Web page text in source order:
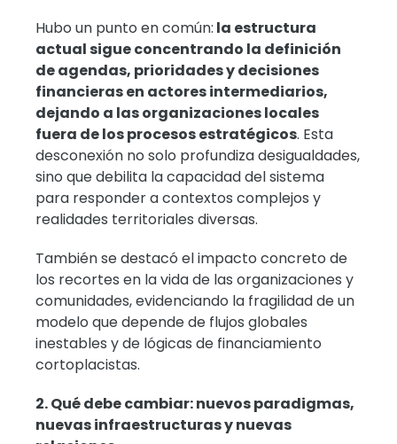
Hubo un punto en común: la estructura
actual sigue concentrando la definición
de agendas, prioridades y decisiones
financieras en actores intermediarios,
dejando a las organizaciones locales
fuera de los procesos estratégicos. Esta
desconexión no solo profundiza desigualdades,
sino que debilita la capacidad del sistema
para responder a contextos complejos y
realidades territoriales diversas.
También se destacó el impacto concreto de
los recortes en la vida de las organizaciones y
comunidades, evidenciando la fragilidad de un
modelo que depende de flujos globales
inestables y de lógicas de financiamiento
cortoplacistas.
2. Qué debe cambiar: nuevos paradigmas,
nuevas infraestructuras y nuevas